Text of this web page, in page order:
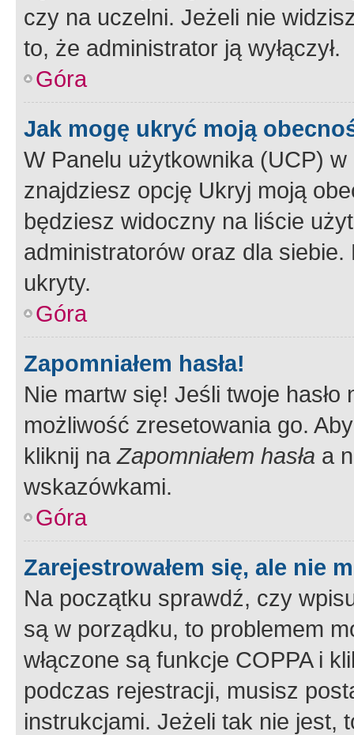
czy na uczelni. Jeżeli nie
to, że administrator ją wyłączył.
Góra
Jak mogę ukryć moją
W Panelu użytkownika (UCP) w
znajdziesz opcję Ukryj moją
będziesz widoczny na liście
administratorów oraz dla
ukryty.
Góra
Zapomniałem hasła!
Nie martw się! Jeśli twoje
możliwość zresetowania go.
kliknij naZapomniałem hasła a
wskazówkami.
Góra
Zarejestrowałem się, ale nie
Na początku sprawdź, czy
są w porządku, to problemem
włączone są funkcje COPPA i
podczas rejestracji, musisz
instrukcjami. Jeżeli tak nie jest,